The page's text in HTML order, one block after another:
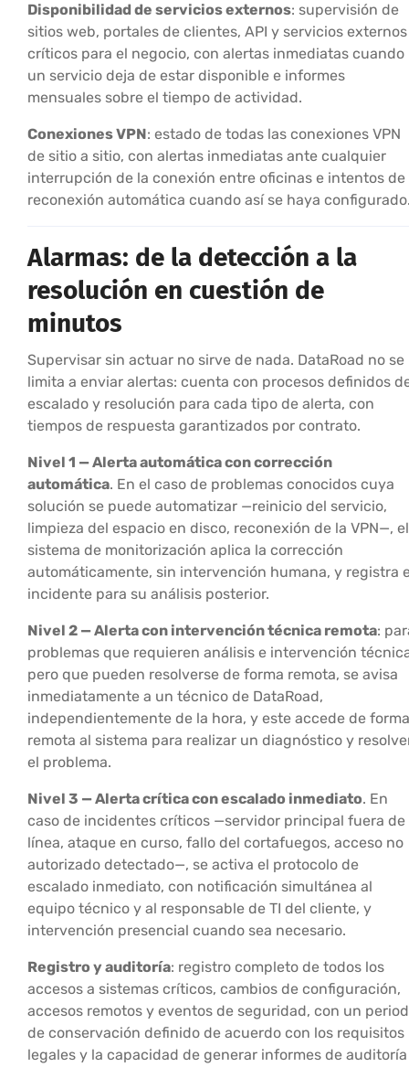
Disponibilidad de servicios externos: supervisión de
sitios web, portales de clientes, API y servicios externos
críticos para el negocio, con alertas inmediatas cuando
un servicio deja de estar disponible e informes
mensuales sobre el tiempo de actividad.
Conexiones VPN: estado de todas las conexiones VPN
de sitio a sitio, con alertas inmediatas ante cualquier
interrupción de la conexión entre oficinas e intentos de
reconexión automática cuando así se haya
Alarmas: de la detección a la
resolución en cuestión de
minutos
Supervisar sin actuar no sirve de nada. DataRoad no se
limita a enviar alertas: cuenta con procesos definidos
escalado y resolución para cada tipo de alerta, con
tiempos de respuesta garantizados por contrato.
Nivel 1 — Alerta automática con corrección
automática. En el caso de problemas conocidos cuya
solución se puede automatizar —reinicio del servicio,
limpieza del espacio en disco, reconexión de la VPN—, el
sistema de monitorización aplica la corrección
automáticamente, sin intervención humana, y registra
incidente para su análisis posterior.
Nivel 2 — Alerta con intervención técnica remota:
problemas que requieren análisis e intervención
pero que pueden resolverse de forma remota, se avisa
inmediatamente a un técnico de DataRoad,
independientemente de la hora, y este accede de forma
remota al sistema para realizar un diagnóstico y
el problema.
Nivel 3 — Alerta crítica con escalado inmediato. En
caso de incidentes críticos —servidor principal fuera de
línea, ataque en curso, fallo del cortafuegos, acceso no
autorizado detectado—, se activa el protocolo de
escalado inmediato, con notificación simultánea al
equipo técnico y al responsable de TI del cliente, y
intervención presencial cuando sea necesario.
Registro y auditoría: registro completo de todos los
accesos a sistemas críticos, cambios de configuración,
accesos remotos y eventos de seguridad, con un
de conservación definido de acuerdo con los requisitos
legales y la capacidad de generar informes de auditoría